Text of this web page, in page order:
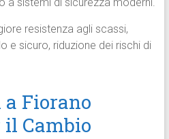
resistenza agli scassi,
e sicuro, riduzione dei rischi di
Fiorano
il Cambio